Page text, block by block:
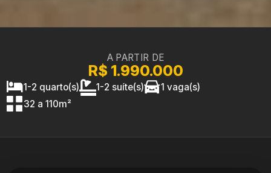
A PARTIR DE
R$ 1.990.000
1-2 quarto(s) 1-2 suíte(s)
1 vaga(s)
32 a 110m²